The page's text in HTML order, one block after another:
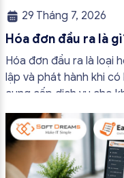
29 Tháng 7, 2026
Hóa đơn đầu ra là
bắt buộc mới nhất
Hóa đơn đầu ra là loại
lập và phát hành khi
cung cấp dịch vụ cho
quy trình vận hành và
chính không đáng có